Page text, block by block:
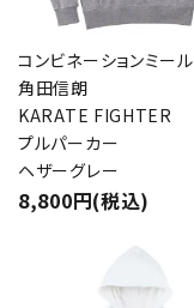
コンビネーションミール
角田信朗
KARATE FIGHTER
プルパーカー
ヘザーグレー
8,800円(税込)
キーワード